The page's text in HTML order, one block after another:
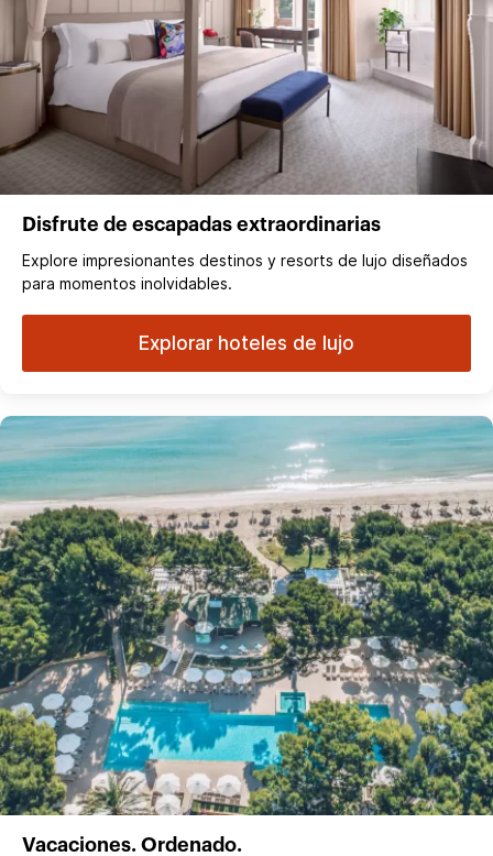
Disfrute de escapadas extraordinarias
Explore impresionantes destinos y resorts de lujo diseñados
para momentos inolvidables.
Explorar hoteles de lujo
Vacaciones. Ordenado.